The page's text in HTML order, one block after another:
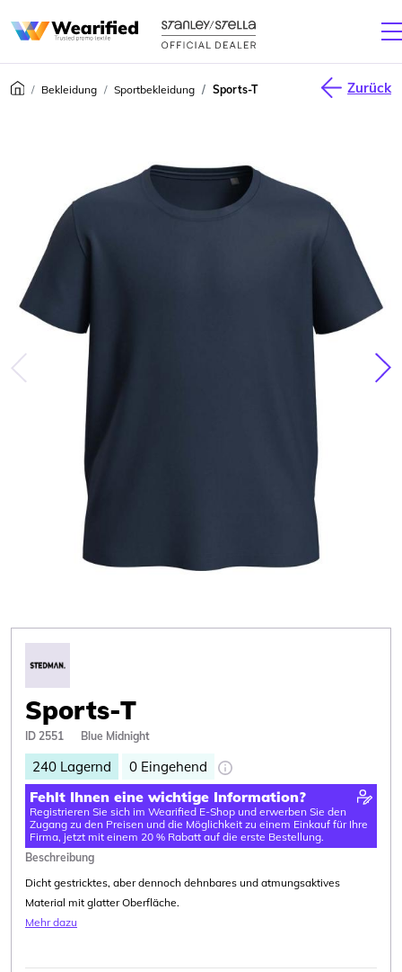
Bekleidung Sportbekleidung Sports-T Zurück
Sports-T
ID 2551 Blue Midnight
240 Lagernd 0 Eingehend
Fehlt Ihnen eine wichtige Information?
Registrieren Sie sich im Wearified E-Shop und erwerben Sie den
Zugang zu den Preisen und die Möglichkeit zu einem Einkauf für Ihre
Firma, jetzt mit einem 20 % Rabatt auf die erste Bestellung.
Beschreibung
Dicht gestricktes, aber dennoch dehnbares und atmungsaktives
Material mit glatter Oberfläche.
Mehr dazu